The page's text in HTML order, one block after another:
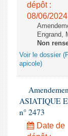
dépôt :
08/06/2024
Engrand,
Non
Voir le dossier
apicole)
ASIATIQUE
n° 2473
Date de